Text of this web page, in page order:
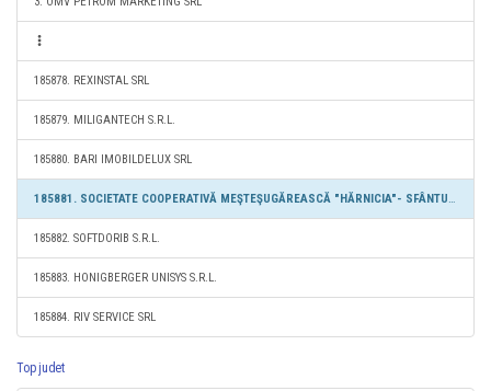
185878. REXINSTAL SRL
185879. MILIGANTECH S.R.L.
185880. BARI IMOBILDELUX SRL
185881. SOCIETATE COOPERATIVĂ MEŞTEŞUGĂREASCĂ "HĂRNICIA"- SFÂNTU GHEORGHE
185882. SOFTDORIB S.R.L.
185883. HONIGBERGER UNISYS S.R.L.
185884. RIV SERVICE SRL
Top judet